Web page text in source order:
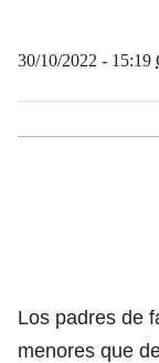
30/10/2022 - 15:19
Los padres de
menores que